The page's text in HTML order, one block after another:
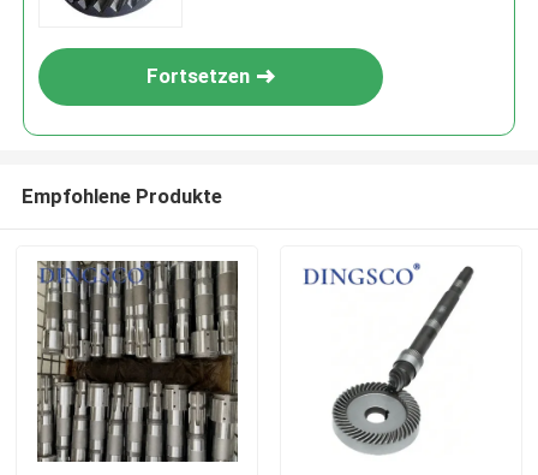
Fortsetzen
Empfohlene Produkte